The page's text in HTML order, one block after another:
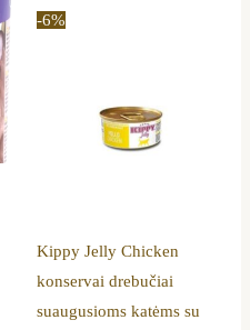
-6%
Kippy Jelly Chicken
konservai drebučiai
suaugusioms katėms su